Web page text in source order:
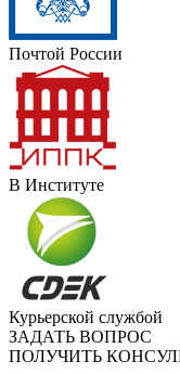
Почтой России
В Институте
Курьерской службой
ЗАДАТЬ ВОПРОС
ПОЛУЧИТЬ